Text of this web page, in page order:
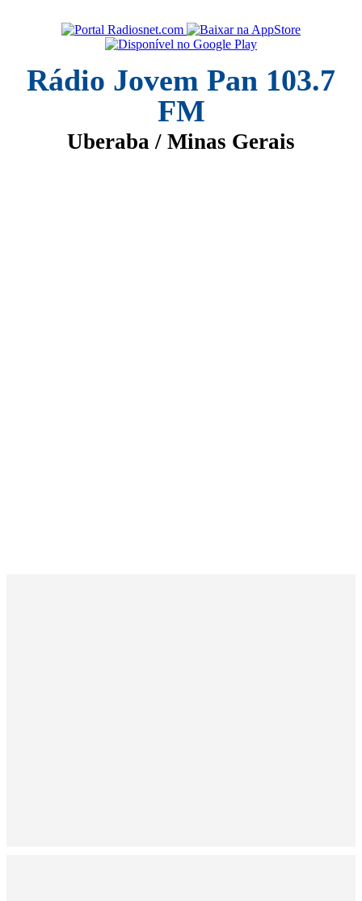
Rádio Jovem Pan 103.7
FM
Uberaba / Minas Gerais